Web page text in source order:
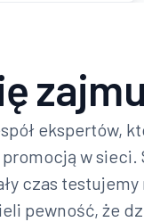
ekspertów,
promocją w
czas
pewność, że